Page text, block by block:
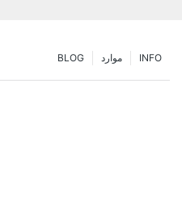
INFO موارد BLOG
آینده
تامین‌کننده سیستم قفسه‌بندی: